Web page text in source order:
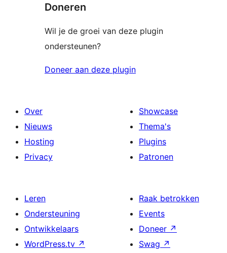
Doneren
Wil je de groei van deze plugin
ondersteunen?
Doneer aan deze plugin
Over
Nieuws
Hosting
Privacy
Showcase
Thema's
Plugins
Patronen
Leren
Ondersteuning
Ontwikkelaars
WordPress.tv ↗
Raak betrokken
Events
Doneer ↗
Swag ↗